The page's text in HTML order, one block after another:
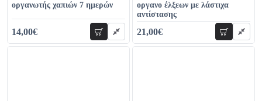
οργανωτής χαπιών 7 ημερών
14,00€ προσθήκη
οργανο έλξεων με λάστιχα
αντίστασης
21,00€ προσθήκη